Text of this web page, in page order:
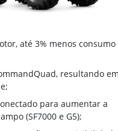
até 3% menos consumo
resultando em